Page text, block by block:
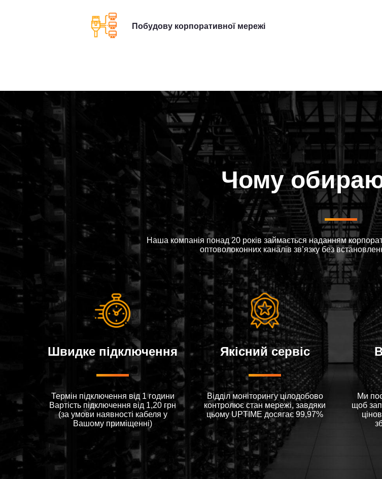
Побудову корпоративної мережі
Чому
Наша компанія понад 20 років займається наданням
оптоволоконних каналів зв’язку без
Швидке підключення
Термін підключення від 1 години
Вартiсть пiдключення вiд 1,20 грн
(за умови наявностi кабеля у
Вашому примiщеннi)
Якісний сервіс
Відділ моніторингу цілодобово
контролює стан мережі, завдяки
цьому UPTIME досягає 99,97%
Ми
щоб